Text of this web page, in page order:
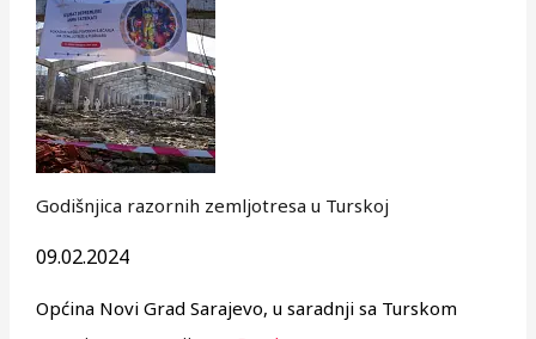
Godišnjica razornih zemljotresa u Turskoj
09.02.2024
Općina Novi Grad Sarajevo, u saradnji sa Turskom